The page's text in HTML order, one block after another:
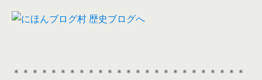
＊＊＊＊＊＊＊＊＊＊＊＊＊＊＊＊＊＊＊＊＊＊＊＊＊